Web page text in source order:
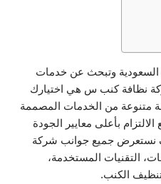
السعودية وتبحث عن خدمات
نظافة كنب س هي اختيارك
متنوعة من الخدمات المصممة
بأعلى معايير الجودة
نستعرض جميع جوانب شركة
التقنيات المستخدمة،
الكنب.